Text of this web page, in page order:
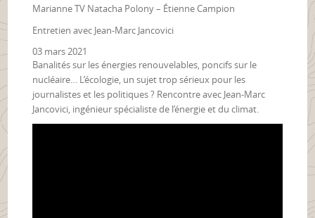
Marianne TV Natacha Polony – Étienne Campion
Entretien avec Jean-Marc Jancovici
03 mars 2021
Banalités sur les énergies renouvelables, poncifs sur le
nucléaire… L’écologie, un sujet trop sérieux pour les
journalistes et les politiques ? Rencontre avec Jean-Marc
Jancovici, ingénieur spécialiste de l’énergie et du climat.